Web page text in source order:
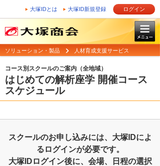
大塚IDとは 大塚ID新規登録 ログイン
ソリューション・製品 人材育成支援サービス
コース別スクールのご案内（全地域）
はじめての解析座学 開催コース
スケジュール
スクールのお申し込みには、大塚IDによ
るログインが必要です。
大塚IDログイン後に、会場、日程の選択